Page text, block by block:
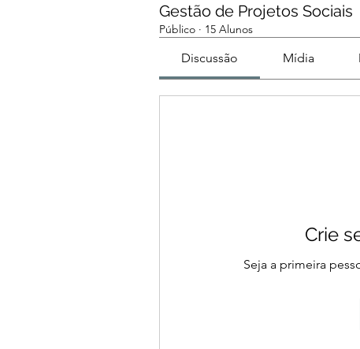
Gestão de Projetos Sociais
Público · 15 Alunos
Discussão Mídia
Crie
Seja a primeira